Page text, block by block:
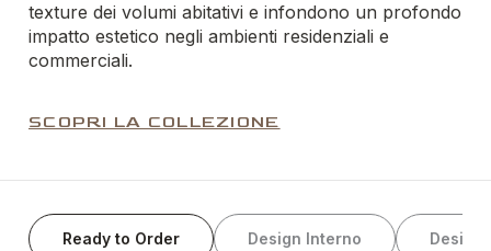
texture dei volumi abitativi e infondono un profondo
impatto estetico negli ambienti residenziali e
commerciali.
SCOPRI LA COLLEZIONE
Ready to Order Design Interno Design